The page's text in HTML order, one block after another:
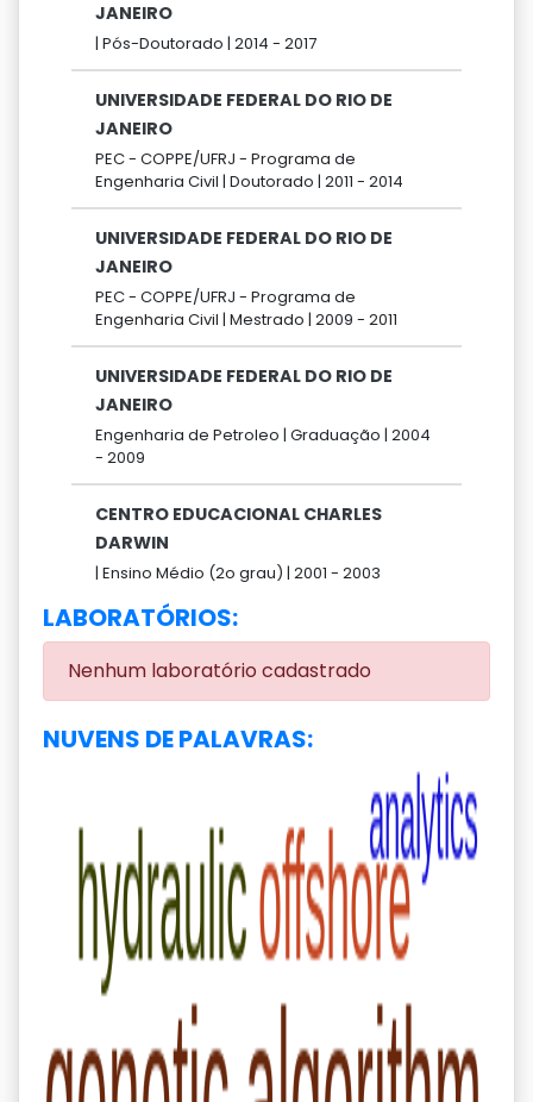
JANEIRO
| Pós-Doutorado | 2014 - 2017
UNIVERSIDADE FEDERAL DO RIO DE
JANEIRO
PEC - COPPE/UFRJ - Programa de
Engenharia Civil | Doutorado | 2011 - 2014
UNIVERSIDADE FEDERAL DO RIO DE
JANEIRO
PEC - COPPE/UFRJ - Programa de
Engenharia Civil | Mestrado | 2009 - 2011
UNIVERSIDADE FEDERAL DO RIO DE
JANEIRO
Engenharia de Petroleo | Graduação | 2004
- 2009
CENTRO EDUCACIONAL CHARLES
DARWIN
| Ensino Médio (2o grau) | 2001 - 2003
LABORATÓRIOS:
Nenhum laboratório cadastrado
NUVENS DE PALAVRAS: